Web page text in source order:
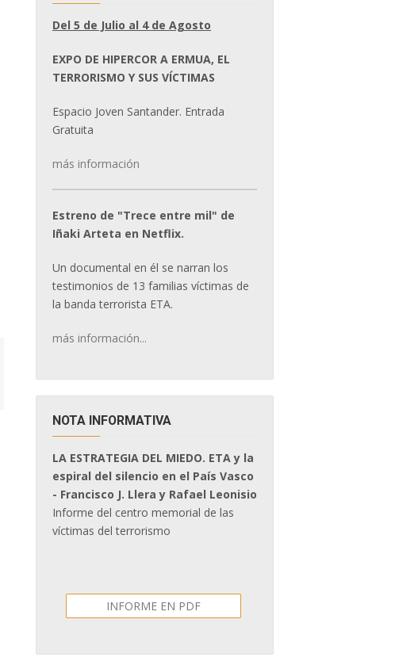
Del 5 de Julio al 4 de Agosto
EXPO DE HIPERCOR A ERMUA, EL
TERRORISMO Y SUS VÍCTIMAS
Espacio Joven Santander. Entrada
Gratuita
más información
Estreno de "Trece entre mil" de
Iñaki Arteta en Netflix.
Un documental en él se narran los
testimonios de 13 familias víctimas de
la banda terrorista ETA.
más información...
NOTA INFORMATIVA
LA ESTRATEGIA DEL MIEDO. ETA y la
espiral del silencio en el País Vasco
- Francisco J. Llera y Rafael Leonisio
Informe del centro memorial de las
víctimas del terrorismo
INFORME EN PDF